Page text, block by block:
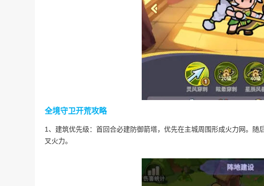
全境守卫开荒攻略
1、建筑优先级：首回合必建防御箭塔，优先在主城周围形成火力网。
叉火力。